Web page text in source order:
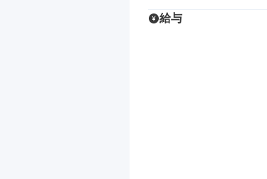
給与